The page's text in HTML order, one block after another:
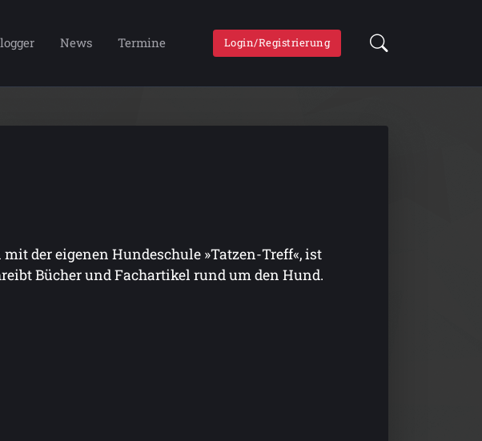
News Termine Login/Registrierung
der eigenen Hundeschule »Tatzen-Treff«, ist
Bücher und Fachartikel rund um den Hund.